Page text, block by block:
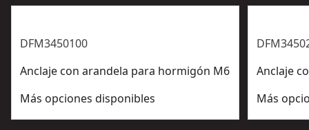
DFM3450100
Anclaje con arandela para hormigón M6
Más opciones disponibles
Anclaje
Más